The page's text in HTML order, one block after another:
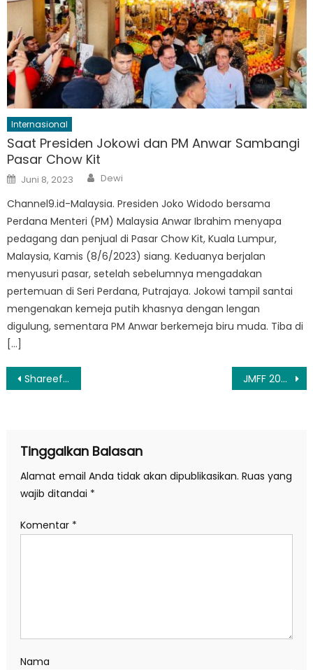
Internasional
Saat Presiden Jokowi dan PM Anwar Sambangi
Pasar Chow Kit
Posted
on
Juni 8, 2023 Author
Dewi
Channel9.id-Malaysia. Presiden Joko Widodo bersama
Perdana Menteri (PM) Malaysia Anwar Ibrahim menyapa
pedagang dan penjual di Pasar Chow Kit, Kuala Lumpur,
Malaysia, Kamis (8/6/2023) siang. Keduanya berjalan
menyusuri pasar, setelah sebelumnya mengadakan
pertemuan di Seri Perdana, Putrajaya. Jokowi tampil santai
mengenakan kemeja putih khasnya dengan lengan
digulung, sementara PM Anwar berkemeja biru muda. Tiba di
[…]
Navigasi
Shareefa Daanish Ungkap Tantangan Bintangi Film Horor ‘Cerita Lila’ JMFF 2026 Jaring 1.000 Peserta se-Jawa dan Bali, Menuju Jakarta Kota Sinema
Tinggalkan Balasan
Alamat email Anda tidak akan dipublikasikan. Ruas yang
wajib ditandai *
Komentar *
Nama